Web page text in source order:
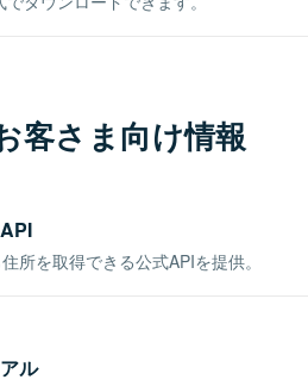
客さま向け情報
所を取得できる公式APIを提供。
ル